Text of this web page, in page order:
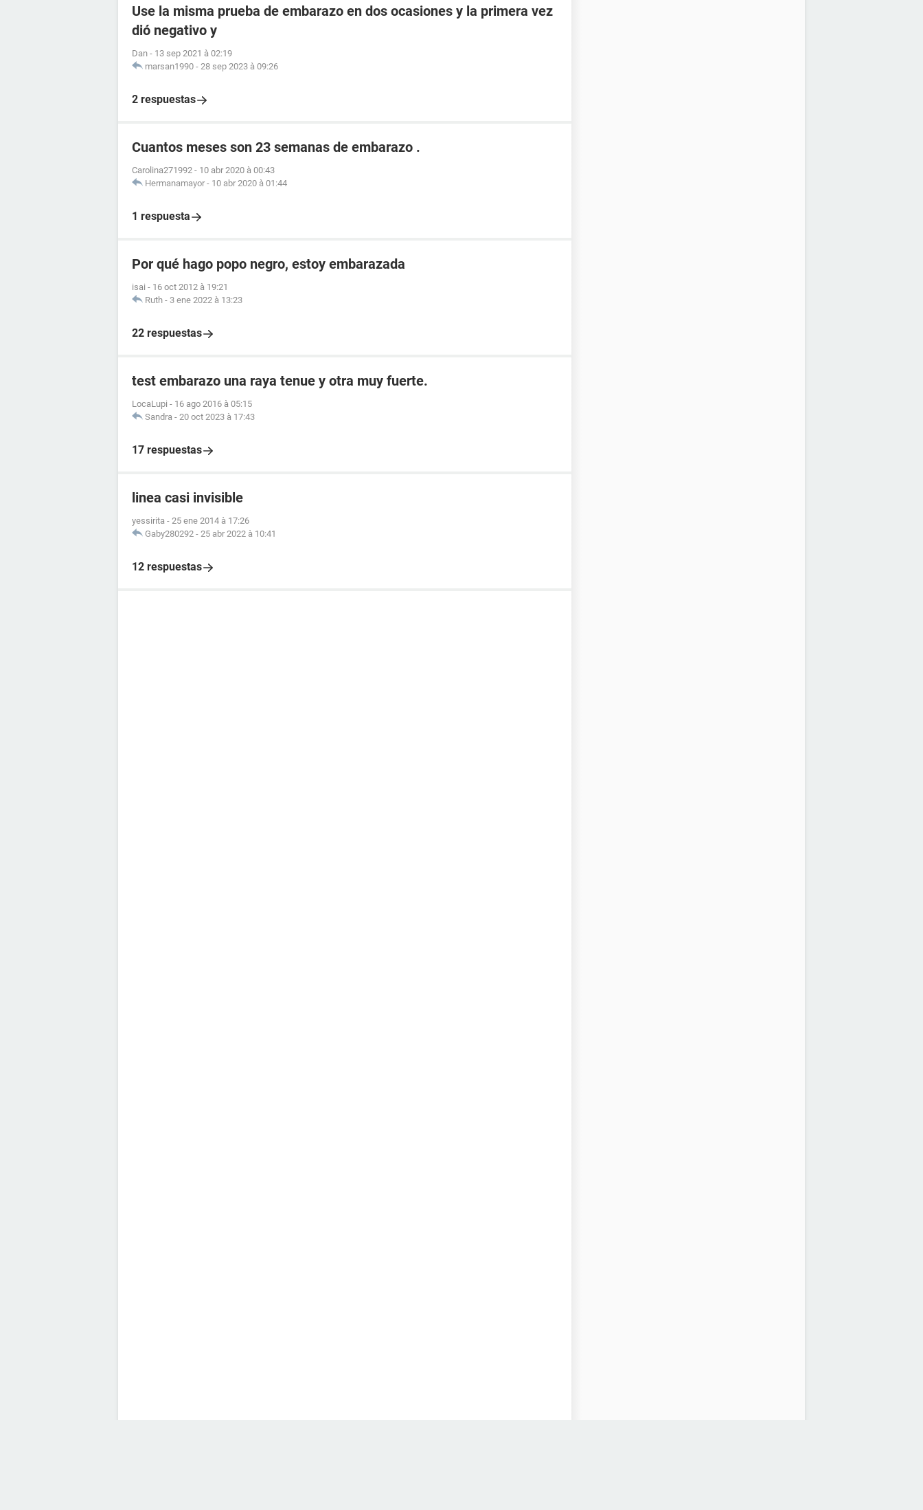
Use la misma prueba de embarazo en dos ocasiones y la primera vez
dió negativo y
Dan - 13 sep 2021 à 02:19
marsan1990 - 28 sep 2023 à 09:26
2 respuestas
Cuantos meses son 23 semanas de embarazo .
Carolina271992 - 10 abr 2020 à 00:43
Hermanamayor - 10 abr 2020 à 01:44
1 respuesta
Por qué hago popo negro, estoy embarazada
isai - 16 oct 2012 à 19:21
Ruth - 3 ene 2022 à 13:23
22 respuestas
test embarazo una raya tenue y otra muy fuerte.
LocaLupi - 16 ago 2016 à 05:15
Sandra - 20 oct 2023 à 17:43
17 respuestas
linea casi invisible
yessirita - 25 ene 2014 à 17:26
Gaby280292 - 25 abr 2022 à 10:41
12 respuestas